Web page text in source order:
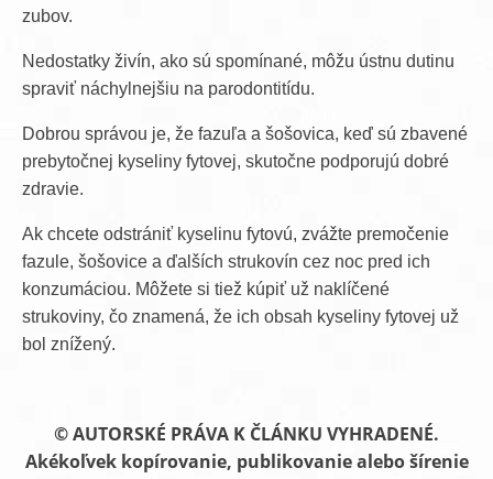
zubov.
Nedostatky živín, ako sú spomínané, môžu ústnu dutinu
spraviť náchylnejšiu na parodontitídu.
Dobrou správou je, že fazuľa a šošovica, keď sú zbavené
prebytočnej kyseliny fytovej, skutočne podporujú dobré
zdravie.
Ak chcete odstrániť kyselinu fytovú, zvážte premočenie
fazule, šošovice a ďalších strukovín cez noc pred ich
konzumáciou. Môžete si tiež kúpiť už naklíčené
strukoviny, čo znamená, že ich obsah kyseliny fytovej už
bol znížený.
© AUTORSKÉ PRÁVA K ČLÁNKU VYHRADENÉ.
Akékoľvek kopírovanie, publikovanie alebo šírenie